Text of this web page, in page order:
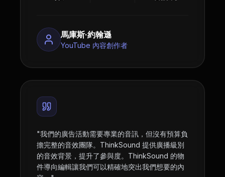
馬庫斯·約翰遜
YouTube 內容創作者
"我們的廣告活動需要專業的音訊，但沒有預算負
擔完整的音效團隊。ThinkSound 提供廣播級別
的音效背景，提升了參與度。ThinkSound 的物
件導向編輯讓我們可以精確地突出我們想要的內